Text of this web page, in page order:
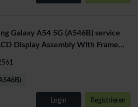
Galaxy A54 5G (A546B) service
Display Assembly With Frame
Login Registrieren